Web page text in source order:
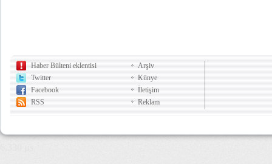
Haber Bülteni eklentisi
Twitter
Facebook
RSS
Arşiv
Künye
İletişim
Reklam